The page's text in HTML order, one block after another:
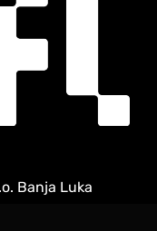
Banja Luka